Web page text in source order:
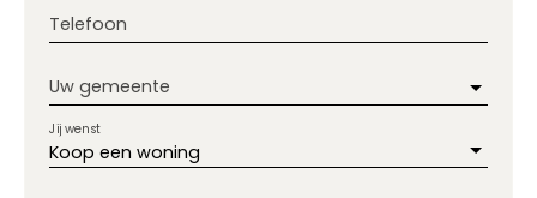
Telefoon
Uw gemeente
Koop een woning
Jij wenst